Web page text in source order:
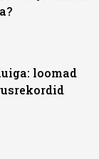
loomad